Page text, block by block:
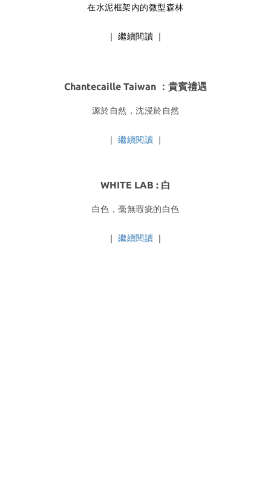
在水泥框架內的微型森林
｜ 繼續閱讀 ｜
Chantecaille Taiwan ：貴賓禮遇
源於自然，沈浸於自然
｜ 繼續閱讀 ｜
WHITE LAB : 白
白色，毫無瑕疵的白色
｜ 繼續閱讀 ｜